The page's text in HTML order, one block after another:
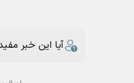
آیا این خبر